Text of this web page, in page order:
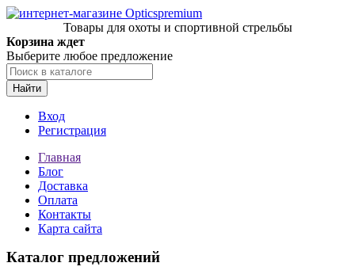
Товары для охоты и спортивной стрельбы
Корзина ждет
Выберите любое предложение
Найти
Вход
Регистрация
Главная
Блог
Доставка
Оплата
Контакты
Карта сайта
Каталог предложений